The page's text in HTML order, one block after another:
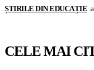
ȘTIRILE DIN EDUCAȚIE
CELE MAI